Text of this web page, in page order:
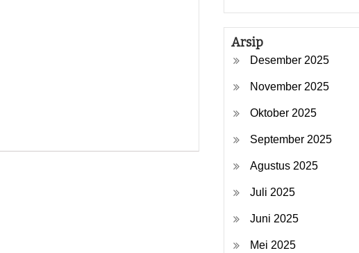
Arsip
Desember 2025
November 2025
Oktober 2025
September 2025
Agustus 2025
Juli 2025
Juni 2025
Mei 2025